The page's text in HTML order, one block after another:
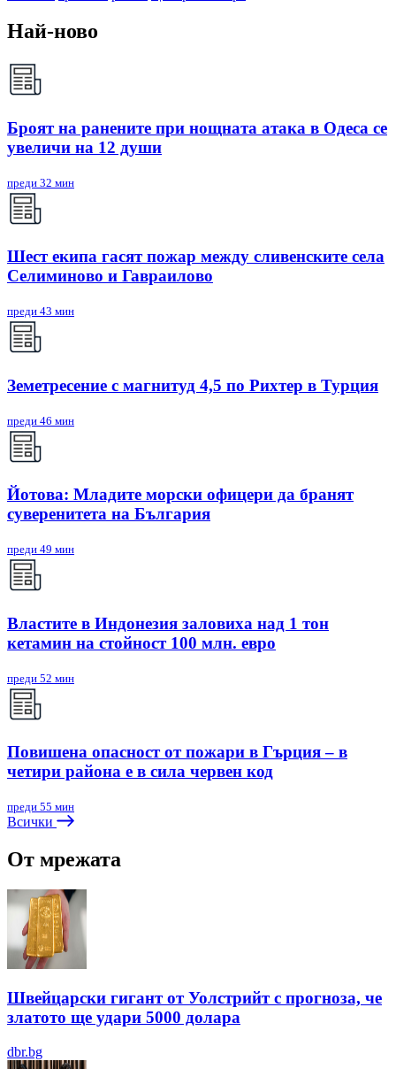
Най-ново
Броят на ранените при нощната атака в Одеса се
увеличи на 12 души
преди 32 мин
Шест екипа гасят пожар между сливенските села
Селиминово и Гавраилово
преди 43 мин
Земетресение с магнитуд 4,5 по Рихтер в Турция
преди 46 мин
Йотова: Младите морски офицери да бранят
суверенитета на България
преди 49 мин
Властите в Индонезия заловиха над 1 тон
кетамин на стойност 100 млн. евро
преди 52 мин
Повишена опасност от пожари в Гърция – в
четири района е в сила червен код
преди 55 мин
Всички
От мрежата
Швейцарски гигант от Уолстрийт с прогноза, че
златото ще удари 5000 долара
dbr.bg